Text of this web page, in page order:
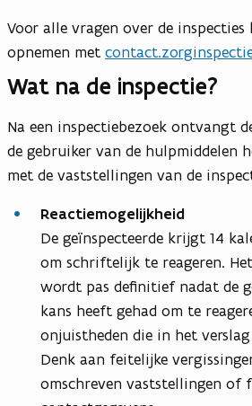
Voor alle vragen over de
opnemen met
Wat na de inspectie?
Na een inspectiebezoek ontvangt
de gebruiker van de hulpmiddelen
met de vaststellingen van de
Reactiemogelijkheid
De geïnspecteerde krijgt 14
om schriftelijk te reageren.
wordt pas definitief nadat de
kans heeft gehad om te
onjuistheden die in het
Denk aan feitelijke
omschreven vaststellingen of